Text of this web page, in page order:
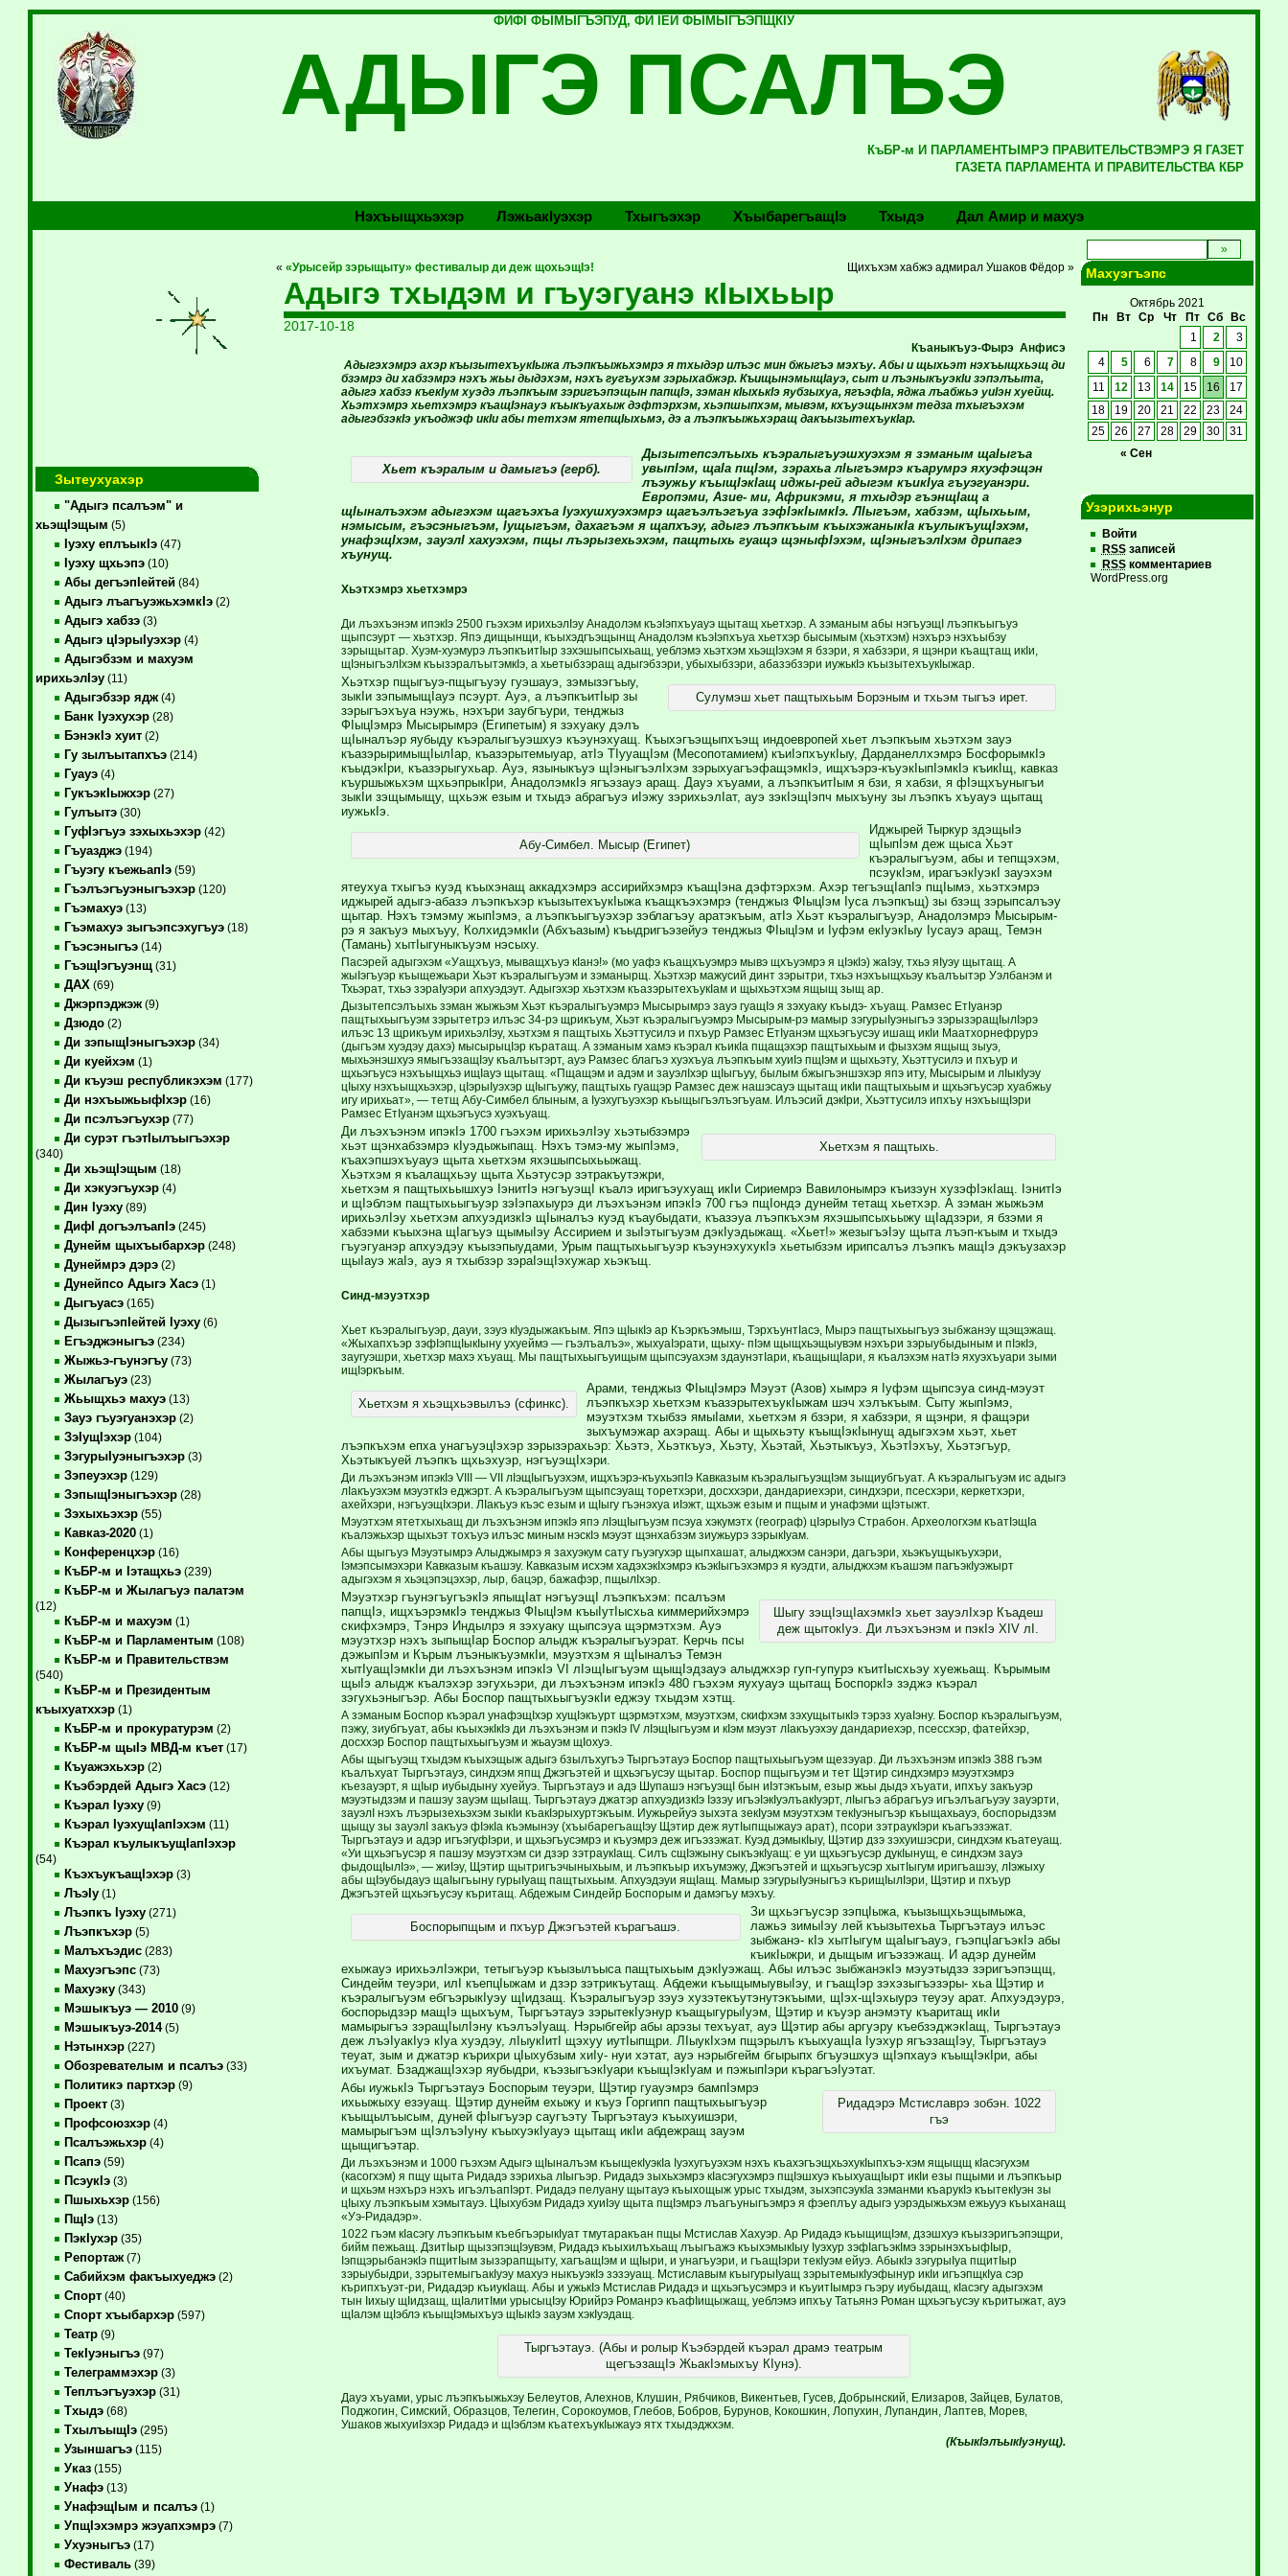
ФИФI ФЫМЫГЪЭПУД, ФИ IЕЙ ФЫМЫГЪЭПЩКIУ
АДЫГЭ ПСАЛЪЭ
КъБР-м И ПАРЛАМЕНТЫМРЭ ПРАВИТЕЛЬСТВЭМРЭ Я ГАЗЕТ
ГАЗЕТА ПАРЛАМЕНТА И ПРАВИТЕЛЬСТВА КБР
Нэхъыщхьэхэр Лэжьакlуэхэр Тхыгъэхэр Хъыбарегъащlэ Тхыдэ Дал Амир и махуэ
Зытеухуахэр
"Адыгэ псалъэм" и
хьэщIэщым (5)
Iуэху еплъыкIэ(47)
Iуэху щхьэпэ(10)
Абы дегъэпIейтей(84)
Адыгэ лъагъуэжьхэмкIэ(2)
Адыгэ хабзэ(3)
Адыгэ цIэрыIуэхэр(4)
Адыгэбзэм и махуэм
ирихьэлIэу(11)
Адыгэбзэр ядж(4)
Банк Iуэхухэр(28)
БэнэкIэ хуит(2)
Гу зылъытапхъэ(214)
Гуауэ(4)
ГукъэкIыжхэр(27)
Гулъытэ(30)
ГуфIэгъуэ зэхыхьэхэр(42)
Гъуазджэ(194)
Гъуэгу къежьапIэ(59)
Гъэлъэгъуэныгъэхэр(120)
Гъэмахуэ(13)
Гъэмахуэ зыгъэпсэхугъуэ(18)
Гъэсэныгъэ(14)
ГъэщIэгъуэнщ(31)
ДАХ (69)
Джэрпэджэж(9)
Дзюдо(2)
Ди зэпыщIэныгъэхэр(34)
Ди куейхэм (1)
Ди къуэш республикэхэм (177)
Ди нэхъыжьыфIхэр(16)
Ди псэлъэгъухэр(77)
Ди сурэт гъэтIылъыгъэхэр
(340)
Ди хьэщIэщым (18)
Ди хэкуэгъухэр(4)
Дин Iуэху(89)
ДифI догъэлъапIэ(245)
Дунейм щыхъыбархэр(248)
Дунеймрэ дэрэ(2)
Дунейпсо Адыгэ Хасэ(1)
Дыгъуасэ(165)
ДызыгъэпIейтей Iуэху(6)
Егъэджэныгъэ(234)
Жыжьэ-гъунэгъу(73)
Жылагъуэ(23)
Жьыщхьэ махуэ(13)
Зауэ гъуэгуанэхэр(2)
ЗэIущIэхэр(104)
ЗэгурыIуэныгъэхэр(3)
Зэпеуэхэр(129)
ЗэпыщIэныгъэхэр(28)
Зэхыхьэхэр(55)
Кавказ-2020(1)
Конференцхэр(16)
КъБР-м и Iэтащхьэ(239)
КъБР-м и Жылагъуэ палатэм
(12)
КъБР-м и махуэм (1)
КъБР-м и Парламентым (108)
КъБР-м и Правительствэм
(540)
КъБР-м и Президентым
къыхуатххэр(1)
КъБР-м и прокуратурэм (2)
КъБР-м щыIэ МВД-м къет(17)
Къуажэхьхэр(2)
Къэбэрдей Адыгэ Хасэ(12)
Къэрал Iуэху(9)
Къэрал IуэхущIапIэхэм (11)
Къэрал къулыкъущIапIэхэр
(54)
КъэхъукъащIэхэр(3)
ЛъэIу(1)
Лъэпкъ Iуэху(271)
Лъэпкъхэр(5)
Малъхъэдис(283)
Махуэгъэпс(73)
Махуэку(343)
Мэшыкъуэ — 2010(9)
Мэшыкъуэ-2014(5)
Нэтынхэр(227)
Обозревателым и псалъэ(33)
Политикэ партхэр(9)
Проект(3)
Профсоюзхэр(4)
Псалъэжьхэр(4)
Псапэ(59)
ПсэукIэ(3)
Пшыхьхэр(156)
ПщIэ(13)
ПэкIухэр(35)
Репортаж(7)
Сабийхэм факъыхуеджэ(2)
Спорт(40)
Спорт хъыбархэр(597)
Театр(9)
ТекIуэныгъэ(97)
Телеграммэхэр(3)
Теплъэгъуэхэр(31)
Тхыдэ(68)
ТхылъыщIэ(295)
Узыншагъэ(115)
Указ(155)
Унафэ(13)
УнафэщIым и псалъэ(1)
УпщIэхэмрэ жэуапхэмрэ(7)
Ухуэныгъэ(17)
Фестиваль(39)
« «Урысейр зэрыщыту» фестивалыр ди деж щохьэщIэ! Щихъхэм хабжэ адмирал Ушаков Фёдор »
Адыгэ тхыдэм и гъуэгуанэ кIыхьыр
2017-10-18
Къаныкъуэ-Фырэ Анфисэ
Адыгэхэмрэ ахэр къызытехъукIыжа лъэпкъыжьхэмрэ я тхыдэр илъэс мин бжыгъэ мэхъу. Абы и щыхьэт нэхъыщхьэщ ди
бзэмрэ ди хабзэмрэ нэхъ жьы дыдэхэм, нэхъ гугъухэм зэрыхабжэр. КъищынэмыщIауэ, сыт и лъэныкъуэкIи зэпэлъыта,
адыгэ хабзэ къекIум хуэдэ лъэпкъым зэригъэпэщын папщIэ, зэман кIыхькIэ яубзыхуа, ягъэфIа, яджа лъабжьэ уиIэн хуейщ.
Хьэтхэмрэ хьетхэмрэ къащIэнауэ къыкъуахыж дэфтэрхэм, хьэпшыпхэм, мывэм, кхъуэщынхэм тедза тхыгъэхэм
адыгэбзэкIэ укъоджэф икIи абы тетхэм ятепщIыхьмэ, дэ а лъэпкъыжьхэращ дакъызытехъукIар.
Хьет къэралым и дамыгъэ (герб).
Дызытепсэлъыхь къэралыгъуэшхуэхэм я зэманым щаIыгъа
увыпIэм, щаIа пщIэм, зэрахьа лIыгъэмрэ къарумрэ яхуэфэщэн
лъэужьу къыщIэкIащ иджы-рей адыгэм къикIуа гъуэгуанэри.
Европэми, Азие- ми, Африкэми, я тхыдэр гъэнщIащ а
щIыналъэхэм адыгэхэм щагъэхъа Iуэхушхуэхэмрэ щагъэлъэгъуа зэфIэкIымкIэ. ЛIыгъэм, хабзэм, щIыхьым,
нэмысым, гъэсэныгъэм, Iущыгъэм, дахагъэм я щапхъэу, адыгэ лъэпкъым къыхэжаныкIа къулыкъущIэхэм,
унафэщIхэм, зауэлI хахуэхэм, пщы лъэрызехьэхэм, пащтыхь гуащэ щэныфIэхэм, щIэныгъэлIхэм дрипагэ
хъунущ.
Хьэтхэмрэ хьетхэмрэ
Ди лъэхъэнэм ипэкIэ 2500 гъэхэм ирихьэлIэу Анадолэм къэIэпхъуауэ щытащ хьетхэр. А зэманым абы нэгъуэщI лъэпкъыгъуэ
щыпсэурт — хьэтхэр. Япэ дищынщи, къыхэдгъэщынщ Анадолэм къэIэпхъуа хьетхэр бысымым (хьэтхэм) нэхърэ нэхъыбэу
зэрыщытар. Хуэм-хуэмурэ лъэпкъитIыр зэхэшыпсыхьащ, уеблэмэ хьэтхэм хьэщIэхэм я бзэри, я хабзэри, я щэнри къащтащ икIи,
щIэныгъэлIхэм къызэралъытэмкIэ, а хьетыбзэращ адыгэбзэри, убыхыбзэри, абазэбзэри иужькIэ къызытехъукIыжар.
Сулумэш хьет пащтыхьым Борэным и тхьэм тыгъэ ирет.
Хьэтхэр пщыгъуэ-пщыгъуэу гуэшауэ, зэмызэгъыу,
зыкIи зэпымыщIауэ псэурт. Ауэ, а лъэпкъитIыр зы
зэрыгъэхъуа нэужь, нэхъри заубгъури, тенджыз
ФIыцIэмрэ Мысырымрэ (Египетым) я зэхуаку дэлъ
щIыналъэр яубыду къэралыгъуэшхуэ къэунэхуащ. Къыхэгъэщыпхъэщ индоевропей хьет лъэпкъым хьэтхэм зауэ
къазэрыримыщIылIар, къазэрытемыуар, атIэ ТIууащIэм (Месопотамием) къиIэпхъукIыу, Дарданеллхэмрэ БосфорымкIэ
къыдэкIри, къазэрыгухьар. Ауэ, языныкъуэ щIэныгъэлIхэм зэрыхуагъэфащэмкIэ, ищхъэрэ-къуэкIыпIэмкIэ къикIщ, кавказ
къуршыжьхэм щхьэпрыкIри, АнадолэмкIэ ягъэзауэ аращ. Дауэ хъуами, а лъэпкъитIым я бзи, я хабзи, я фIэщхъуныгъи
зыкIи зэщымыщу, щхьэж езым и тхыдэ абрагъуэ иIэжу зэрихьэлIат, ауэ зэкIэщIэпч мыхъуну зы лъэпкъ хъуауэ щытащ
иужькIэ.
Абу-Симбел. Мысыр (Египет)
Иджырей Тыркур здэщыIэ
щIыпIэм деж щыса Хьэт
къэралыгъуэм, абы и тепщэхэм,
псэукIэм, ирагъэкIуэкI зауэхэм
ятеухуа тхыгъэ куэд къыхэнащ аккадхэмрэ ассирийхэмрэ къащIэна дэфтэрхэм. Ахэр тегъэщIапIэ пщIымэ, хьэтхэмрэ
иджырей адыгэ-абазэ лъэпкъхэр къызытехъукIыжа къащкъэхэмрэ (тенджыз ФIыцIэм Iуса лъэпкъщ) зы бзэщ зэрыпсалъэу
щытар. Нэхъ тэмэму жыпIэмэ, а лъэпкъыгъуэхэр зэблагъэу аратэкъым, атIэ Хьэт къэралыгъуэр, Анадолэмрэ Мысырым-
рэ я закъуэ мыхъуу, КолхидэмкIи (Абхъазым) къыдригъэзейуэ тенджыз ФIыцIэм и Iуфэм екIуэкIыу Iусауэ аращ, Темэн
(Тамань) хытIыгуныкъуэм нэсыху.
Пасэрей адыгэхэм «Уащхъуэ, мыващхъуэ кIанэ!» (мо уафэ къащхъуэмрэ мывэ щхъуэмрэ я цIэкIэ) жаIэу, тхьэ яIуэу щытащ. А
жыIэгъуэр къыщежьари Хьэт къэралыгъуэм и зэманырщ. Хьэтхэр мажусий динт зэрытри, тхьэ нэхъыщхьэу къалъытэр Уэлбанэм и
Тхьэрат, тхьэ зэраIуэри апхуэдэут. Адыгэхэр хьэтхэм къазэрытехъукIам и щыхьэтхэм ящыщ зыщ ар.
Дызытепсэлъыхь зэман жыжьэм Хьэт къэралыгъуэмрэ Мысырымрэ зауэ гуащIэ я зэхуаку къыдэ- хъуащ. Рамзес ЕтIуанэр
пащтыхьыгъуэм зэрытетрэ илъэс 34-рэ щрикъум, Хьэт къэралыгъуэмрэ Мысырым-рэ мамыр зэгурыIуэныгъэ зэрызэращIылIэрэ
илъэс 13 щрикъум ирихьэлIэу, хьэтхэм я пащтыхь Хьэттусилэ и пхъур Рамзес ЕтIуанэм щхьэгъусэу ишащ икIи Маатхорнефрурэ
(дыгъэм хуэдэу дахэ) мысырыцIэр къратащ. А зэманым хамэ къэрал къикIа пщащэхэр пащтыхьым и фызхэм ящыщ зыуэ,
мыхьэнэшхуэ ямыгъэзащIэу къалъытэрт, ауэ Рамзес благъэ хуэхъуа лъэпкъым хуиIэ пщIэм и щыхьэту, Хьэттусилэ и пхъур и
щхьэгъусэ нэхъыщхьэ ищIауэ щытащ. «Пщащэм и адэм и зауэлIхэр щIыгъуу, былым бжыгъэншэхэр япэ иту, Мысырым и лIыкIуэу
цIыху нэхъыщхьэхэр, цIэрыIуэхэр щIыгъужу, пащтыхь гуащэр Рамзес деж нашэсауэ щытащ икIи пащтыхьым и щхьэгъусэр хуабжьу
игу ирихьат», — тетщ Абу-Симбел блыным, а Iуэхугъуэхэр къыщыгъэлъэгъуам. Илъэсий дэкIри, Хьэттусилэ ипхъу нэхъыщIэри
Рамзес ЕтIуанэм щхьэгъусэ хуэхъуащ.
Хьетхэм я пащтыхь.
Ди лъэхъэнэм ипэкIэ 1700 гъэхэм ирихьэлIэу хьэтыбзэмрэ
хьэт щэнхабзэмрэ кIуэдыжыпащ. Нэхъ тэмэ-му жыпIэмэ,
къахэпшэхъуауэ щыта хьетхэм яхэшыпсыхьыжащ.
Хьэтхэм я къалащхьэу щыта Хьэтусэр зэтракъутэжри,
хьетхэм я пащтыхьышхуэ IэнитIэ нэгъуэщI къалэ иригъэухуащ икIи Сириемрэ Вавилонымрэ къизэун хузэфIэкIащ. IэнитIэ
и щIэблэм пащтыхьыгъуэр зэIэпахыурэ ди лъэхъэнэм ипэкIэ 700 гъэ пщIондэ дунейм тетащ хьетхэр. А зэман жыжьэм
ирихьэлIэу хьетхэм апхуэдизкIэ щIыналъэ куэд къаубыдати, къазэуа лъэпкъхэм яхэшыпсыхьыжу щIадзэри, я бзэми я
хабзэми къыхэна щIагъуэ щымыIэу Ассирием и зыIэтыгъуэм дэкIуэдыжащ. «Хьет!» жезыгъэIэу щыта лъэп-къым и тхыдэ
гъуэгуанэр апхуэдэу къызэпыудами, Урым пащтыхьыгъуэр къэунэхухукIэ хьетыбзэм ирипсалъэ лъэпкъ мащIэ дэкъузахэр
щыIауэ жаIэ, ауэ я тхыбзэр зэраIэщIэхужар хьэкъщ.
Синд-мэуэтхэр
Хьет къэралыгъуэр, дауи, зэуэ кIуэдыжакъым. Япэ щIыкIэ ар Къэркъэмыш, ТэрхъунтIасэ, Мырэ пащтыхьыгъуэ зыбжанэу щэщэжащ.
«Жыхапхъэр зэфIэпщIыкIыну ухуеймэ — гъэлъалъэ», жыхуаIэрати, щыху- пIэм щыщхьэщыувэм нэхъри зэрыубыдыным и пIэкIэ,
заугуэшри, хьетхэр махэ хъуащ. Мы пащтыхьыгъуищым щыпсэуахэм здаунэтIари, къащыщIари, я къалэхэм натIэ яхуэхъуари зыми
ищIэркъым.
Хьетхэм я хьэщхьэвылъэ (сфинкс).
Арами, тенджыз ФIыцIэмрэ Мэуэт (Азов) хымрэ я Iуфэм щыпсэуа синд-мэуэт
лъэпкъхэр хьетхэм къазэрытехъукIыжам шэч хэлъкъым. Сыту жыпIэмэ,
мэуэтхэм тхыбзэ ямыIами, хьетхэм я бзэри, я хабзэри, я щэнри, я фащэри
зыхъумэжар ахэращ. Абы и щыхьэту къыщIэкIынущ адыгэхэм хьэт, хьет
лъэпкъхэм епха унагъуэцIэхэр зэрызэрахьэр: Хьэтэ, Хьэткъуэ, Хьэту, Хьэтай, Хьэтыкъуэ, ХьэтIэхъу, Хьэтэгъур,
Хьэтыкъуей лъэпкъ щхьэхуэр, нэгъуэщIхэри.
Ди лъэхъэнэм ипэкIэ VIII — VII лIэщIыгъуэхэм, ищхъэрэ-къухьэпIэ Кавказым къэралыгъуэщIэм зыщиубгъуат. А къэралыгъуэм ис адыгэ
лIакъуэхэм мэуэткIэ еджэрт. А къэралыгъуэм щыпсэуащ торетхэри, досххэри, дандариехэри, синдхэри, псесхэри, керкетхэри,
ахейхэри, нэгъуэщIхэри. ЛIакъуэ къэс езым и щIыгу гъэнэхуа иIэжт, щхьэж езым и пщым и унафэми щIэтыжт.
Мэуэтхэм ятетхыхьащ ди лъэхъэнэм ипэкIэ япэ лIэщIыгъуэм псэуа хэкумэтх (географ) цIэрыIуэ Страбон. Археологхэм къатIэщIа
къалэжьхэр щыхьэт тохъуэ илъэс миным нэскIэ мэуэт щэнхабзэм зиужьурэ зэрыкIуам.
Абы щыгъуэ Мэуэтымрэ Алыджымрэ я захуэкум сату гъуэгухэр щыпхашат, алыджхэм санэри, дагъэри, хьэкъущыкъухэри,
Iэмэпсымэхэри Кавказым къашэу. Кавказым исхэм хадэхэкIхэмрэ къэкIыгъэхэмрэ я куэдти, алыджхэм къашэм пагъэкIуэжырт
адыгэхэм я хьэцэпэцэхэр, лыр, бацэр, бажафэр, пщылIхэр.
Шыгу зэщIэщIахэмкIэ хьет зауэлIхэр Къадеш
деж щытокIуэ. Ди лъэхъэнэм и пэкIэ ХIV лI.
Мэуэтхэр гъунэгъугъэкIэ япыщIат нэгъуэщI лъэпкъхэм: псалъэм
папщIэ, ищхъэрэмкIэ тенджыз ФIыцIэм къыIутIысхьа киммерийхэмрэ
скифхэмрэ, Тэнрэ Индылрэ я зэхуаку щыпсэуа щэрмэтхэм. Ауэ
мэуэтхэр нэхъ зыпыщIар Боспор алыдж къэралыгъуэрат. Керчь псы
дэжыпIэм и Кърым лъэныкъуэмкIи, мэуэтхэм я щIыналъэ Темэн
хытIуащIэмкIи ди лъэхъэнэм ипэкIэ VI лIэщIыгъуэм щыщIэдзауэ алыджхэр гуп-гупурэ къитIысхьэу хуежьащ. Кърымым
щыIэ алыдж къалэхэр зэгухьэри, ди лъэхъэнэм ипэкIэ 480 гъэхэм яухуауэ щытащ БоспоркIэ зэджэ къэрал
зэгухьэныгъэр. Абы Боспор пащтыхьыгъуэкIи еджэу тхыдэм хэтщ.
А зэманым Боспор къэрал унафэщIхэр хущIэкъурт щэрмэтхэм, мэуэтхэм, скифхэм зэхущытыкIэ тэрэз хуаIэну. Боспор къэралыгъуэм,
пэжу, зиубгъуат, абы къыхэкIкIэ ди лъэхъэнэм и пэкIэ IV лIэщIыгъуэм и кIэм мэуэт лIакъуэхэу дандариехэр, псессхэр, фатейхэр,
досххэр Боспор пащтыхьыгъуэм и жьауэм щIохуэ.
Абы щыгъуэщ тхыдэм къыхэщыж адыгэ бзылъхугъэ Тыргъэтауэ Боспор пащтыхьыгъуэм щезэуар. Ди лъэхъэнэм ипэкIэ 388 гъэм
къалъхуат Тыргъэтауэ, синдхэм япщ Джэгъэтей и щхьэгъусэу щытар. Боспор пщыгъуэм и тет Щэтир синдхэмрэ мэуэтхэмрэ
къезауэрт, я щIыр иубыдыну хуейуэ. Тыргъэтауэ и адэ Шупашэ нэгъуэщI бын иIэтэкъым, езыр жьы дыдэ хъуати, ипхъу закъуэр
мэуэтыдзэм и пашэу зауэм щыIащ. Тыргъэтауэ джатэр апхуэдизкIэ Iэзэу игъэIэкIуэлъакIуэрт, лIыгъэ абрагъуэ игъэлъагъуэу зауэрти,
зауэлI нэхъ лъэрызехьэхэм зыкIи къакIэрыхуртэкъым. Иужьрейуэ зыхэта зекIуэм мэуэтхэм текIуэныгъэр къыщахьауэ, боспорыдзэм
щыщу зы зауэлI закъуэ фIэкIа къэмынэу (хъыбарегъащIэу Щэтир деж яутIыпщыжауэ арат), псори зэтраукIэри къагъэзэжат.
Тыргъэтауэ и адэр игъэгуфIэри, и щхьэгъусэмрэ и къуэмрэ деж игъэзэжат. Куэд дэмыкIыу, Щэтир дзэ зэхуишэсри, синдхэм къатеуащ.
«Уи щхьэгъусэр я пашэу мэуэтхэм си дзэр зэтраукIащ. Силъ сщIэжыну сыкъэкIуащ: е уи щхьэгъусэр дукIынущ, е синдхэм зауэ
фыдощIылIэ», — жиIэу, Щэтир щытригъэчыныхьым, и лъэпкъыр ихъумэжу, Джэгъэтей и щхьэгъусэр хытIыгум иригъашэу, лIэжыху
абы щIэубыдауэ щаIыгъыну гурыIуащ пащтыхьым. Апхуэдэуи ящIащ. Мамыр зэгурыIуэныгъэ кърищIылIэри, Щэтир и пхъур
Джэгъэтей щхьэгъусэу къритащ. Абдежым Синдейр Боспорым и дамэгъу мэхъу.
Боспорыпщым и пхъур Джэгъэтей кърагъашэ.
Зи щхьэгъусэр зэпцIыжа, къызыщхьэщымыжа,
лажьэ зимыIэу лей къызытехьа Тыргъэтауэ илъэс
зыбжанэ- кIэ хытIыгум щаIыгъауэ, гъэпцIагъэкIэ абы
къикIыжри, и дыщым игъэзэжащ. И адэр дунейм
ехыжауэ ирихьэлIэжри, тетыгъуэр къызылъыса пащтыхьым дэкIуэжащ. Абы илъэс зыбжанэкIэ мэуэтыдзэ зэригъэпэщщ,
Синдейм теуэри, илI къепцIыжам и дзэр зэтрикъутащ. Абдежи къыщымыувыIэу, и гъащIэр зэхэзыгъэзэры- хьа Щэтир и
къэралыгъуэм ебгъэрыкIуэу щIидзащ. Къэралыгъуэр зэуэ хузэтекъутэнутэкъыми, щIэх-щIэхыурэ теуэу арат. Апхуэдэурэ,
боспорыдзэр мащIэ щыхъум, Тыргъэтауэ зэрытекIуэнур къащыгурыIуэм, Щэтир и къуэр анэмэту къаритащ икIи
мамырыгъэ зэращIылIэну къэлъэIуащ. Нэрыбгейр абы арэзы техъуат, ауэ Щэтир абы аргуэру къебзэджэкIащ, Тыргъэтауэ
деж лъэIуакIуэ кIуа хуэдэу, лIыукIитI щэхуу иутIыпщри. ЛIыукIхэм пщэрылъ къыхуащIа Iуэхур ягъэзащIэу, Тыргъэтауэ
теуат, зым и джатэр кърихри цIыхубзым хиIу- нуи хэтат, ауэ нэрыбгейм бгырыпх бгъуэшхуэ щIэпхауэ къыщIэкIри, абы
ихъумат. БзаджащIэхэр яубыдри, къэзыгъэкIуари къыщIэкIуам и пэжыпIэри кърагъэIуэтат.
Ридадэрэ Мстиславрэ зобэн. 1022
гъэ
Абы иужькIэ Тыргъэтауэ Боспорым теуэри, Щэтир гуауэмрэ бампIэмрэ
ихьыжыху езэуащ. Щэтир дунейм ехыжу и къуэ Горгипп пащтыхьыгъуэр
къыщылъысым, дуней фIыгъуэр саугъэту Тыргъэтауэ къыхуишэри,
мамырыгъэм щIэлъэIуну къыхуэкIуауэ щытащ икIи абдежращ зауэм
щыщигъэтар.
Ди лъэхъэнэм и 1000 гъэхэм Адыгэ щIыналъэм къыщекIуэкIа Iуэхугъуэхэм нэхъ къахэгъэщхьэхукIыпхъэ-хэм ящыщщ кIасэгухэм
(касогхэм) я пщу щыта Ридадэ зэрихьа лIыгъэр. Ридадэ зыхьхэмрэ кIасэгухэмрэ пщIэшхуэ къыхуащIырт икIи езы пщыми и лъэпкъыр
и щхьэм нэхърэ нэхъ игъэлъапIэрт. Ридадэ пелуану щытауэ къыхощыж урыс тхыдэм, зыхэпсэукIа зэманми къарукIэ къытекIуэн зы
цIыху лъэпкъым хэмытауэ. ЦIыхубэм Ридадэ хуиIэу щыта пщIэмрэ лъагъуныгъэмрэ я фэеплъу адыгэ уэрэдыжьхэм ежьууэ къыханащ
«Уэ-Ридадэр».
1022 гъэм кIасэгу лъэпкъым къебгъэрыкIуат тмутаракъан пщы Мстислав Хахуэр. Ар Ридадэ къыщищIэм, дзэшхуэ къызэригъэпэщри,
бийм пежьащ. ДзитIыр щызэпэщIэувэм, Ридадэ къыхилъхьащ лъыгъажэ къыхэмыкIыу Iуэхур зэфIагъэкIмэ зэрынэхъыфIыр,
IэпщэрыбанэкIэ пщитIым зызэрапщыту, хагъащIэм и щIыри, и унагъуэри, и гъащIэри текIуэм ейуэ. АбыкIэ зэгурыIуа пщитIыр
зэрыубыдри, зэрытемыгъакIуэу махуэ ныкъуэкIэ зэзэуащ. Мстиславым къыгурыIуащ зэрытемыкIуэфынур икIи игъэпщкIуа сэр
кърипхъуэт-ри, Ридадэр къиукIащ. Абы и ужькIэ Мстислав Ридадэ и щхьэгъусэмрэ и къуитIымрэ гъэру иубыдащ, кIасэгу адыгэхэм
тын Iихыу щIидзащ, щIалитIми урысыцIэу Юрийрэ Романрэ къафIищыжащ, уеблэмэ ипхъу Татьянэ Роман щхьэгъусэу къритыжат, ауэ
щIалэм щIэблэ къыщIэмыхъуэ щIыкIэ зауэм хэкIуэдащ.
Тыргъэтауэ. (Абы и ролыр Къэбэрдей къэрал драмэ театрым
щегъэзащIэ ЖьакIэмыхъу КIунэ).
Дауэ хъуами, урыс лъэпкъыжьхэу Белеутов, Алехнов, Клушин, Рябчиков, Викентьев, Гусев, Добрынский, Елизаров, Зайцев, Булатов,
Поджогин, Симский, Образцов, Телегин, Сорокоумов, Глебов, Бобров, Бурунов, Кокошкин, Лопухин, Лупандин, Лаптев, Морев,
Ушаков жыхуиIэхэр Ридадэ и щIэблэм къатехъукIыжауэ ятх тхыдэджхэм.
(КъыкIэлъыкIуэнущ).
Махуэгъэпс
Октябрь 2021
Пн
Вт Ср Чт Пт Сб Вс
« Сен
1 2 3
4 5 6 7 8 9 10
11 12 13 14 15 16
17
18
19 20 21 22 23
24
25
26 27 28 29 30 31
Узэрихьэнур
Войти
RSSзаписей
RSSкомментариев
WordPress.org